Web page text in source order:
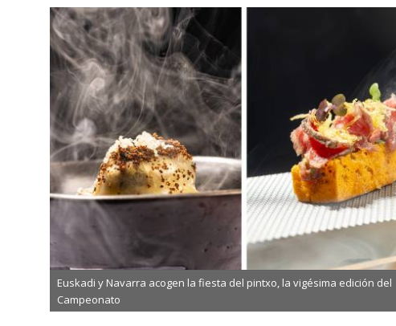
Euskadi y Navarra acogen la fiesta del pintxo, la vigésima edición del
Campeonato